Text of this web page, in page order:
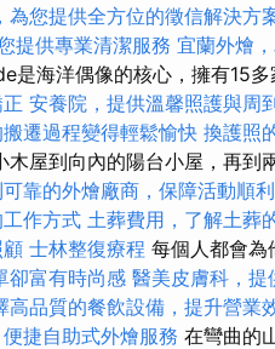
為您提供全方位的徵信解決方
提供專業清潔服務 宜蘭外燴
是海洋偶像的核心，擁有15
安養院，提供溫馨照護與周
遷過程變得輕鬆愉快 換護照
屋到向內的陽台小屋，再到
靠的外燴廠商，保障活動順
作方式 土葬費用，了解土葬
士林整復療程 每個人都會為
卻富有時尚感 醫美皮膚科，提
高品質的餐飲設備，提升營業
便捷自助式外燴服務 在彎曲的